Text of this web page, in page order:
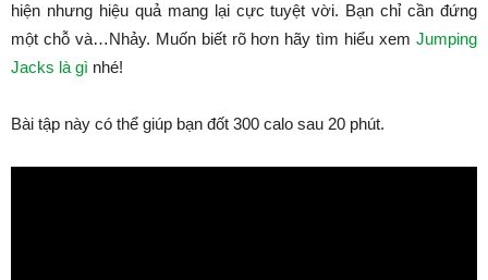
hiện nhưng hiệu quả mang lại cực tuyệt vời. Bạn chỉ cần đứng
một chỗ và…Nhảy. Muốn biết rõ hơn hãy tìm hiểu xem Jumping
Jacks là gì nhé!
Bài tập này có thể giúp bạn đốt 300 calo sau 20 phút.